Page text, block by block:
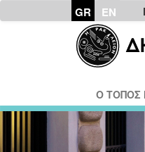
GR EN
Ο ΤΟΠΟΣ